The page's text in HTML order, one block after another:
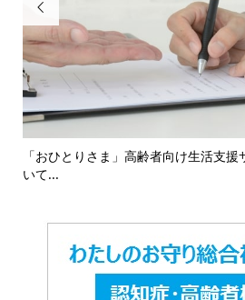

「おひとりさま」高齢者向け生活支
いて...